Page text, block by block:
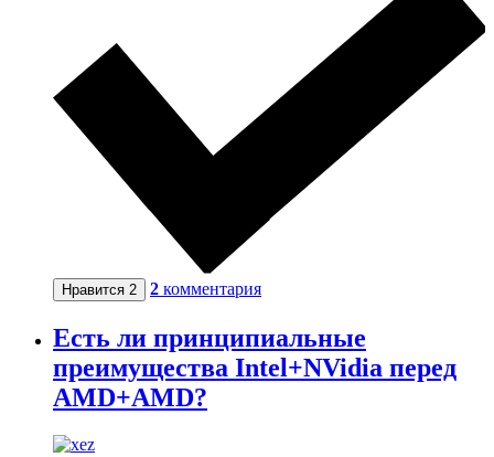
Нравится 2 2 комментария
Есть ли принципиальные
преимущества Intel+NVidia перед
AMD+AMD?